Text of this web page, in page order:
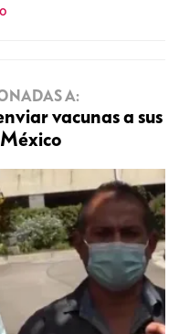
A:
vacunas a sus